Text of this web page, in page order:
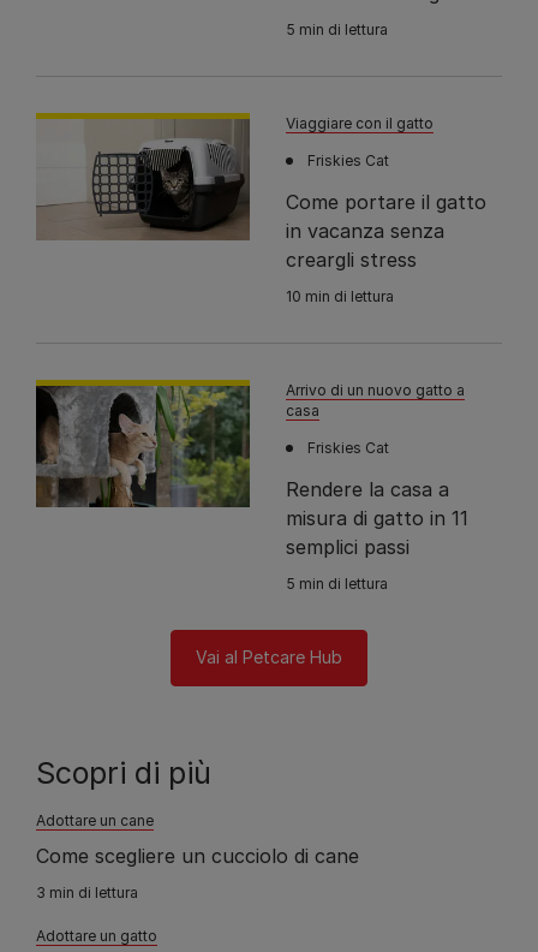
5 min di lettura
Viaggiare con il gatto
Friskies Cat
Come portare il gatto
in vacanza senza
creargli stress
10 min di lettura
Arrivo di un nuovo gatto a
casa
Friskies Cat
Rendere la casa a
misura di gatto in 11
semplici passi
5 min di lettura
Vai al Petcare Hub
Scopri di più
Adottare un cane
Come scegliere un cucciolo di cane
3 min di lettura
Adottare un gatto